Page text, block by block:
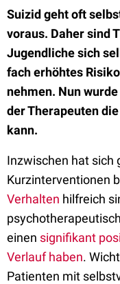
Suizid geht oft
voraus. Daher sind
Jugendliche sich
fach erhöhtes
nehmen. Nun
der Therapeuten
kann.
Inzwischen hat sich
Kurzinterventionen
Verhalten hilfreich
einen signifikant
Verlauf haben.
Patienten mit